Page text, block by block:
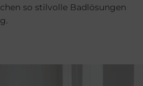
so stilvolle Badlösungen